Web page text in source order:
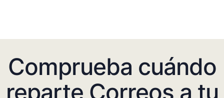
Comprueba cuándo
reparte Correos a tu